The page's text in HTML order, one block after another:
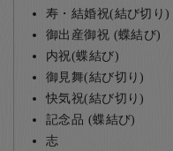
寿・結婚祝(結び切り)
御出産御祝 (蝶結び)
内祝(蝶結び)
御見舞(結び切り)
快気祝(結び切り)
記念品 (蝶結び)
志